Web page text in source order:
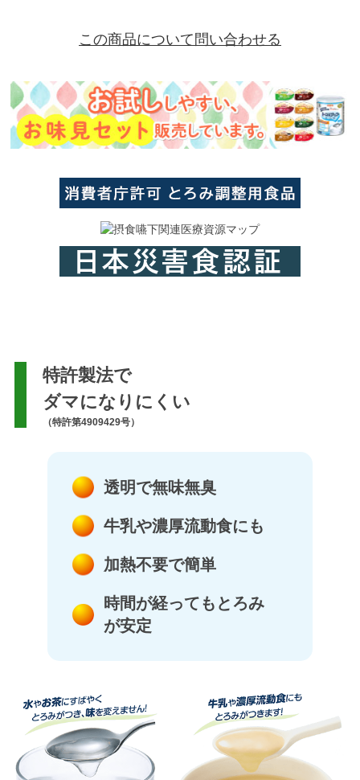
この商品について問い合わせる
特許製法で
ダマになりにくい
（特許第4909429号）
透明で無味無臭
牛乳や濃厚流動食にも
加熱不要で簡単
時間が経ってもとろみ
が安定